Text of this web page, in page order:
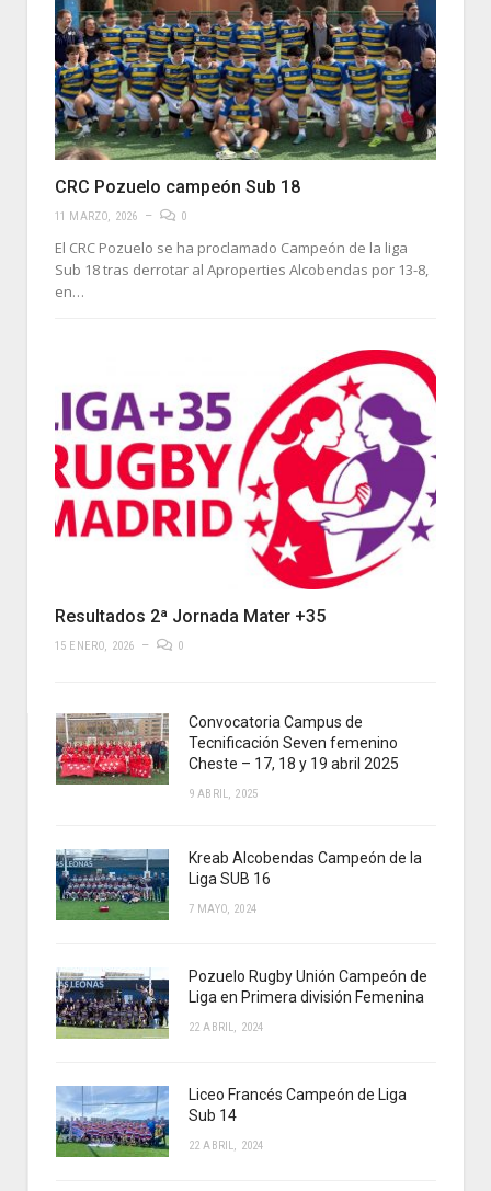
CRC Pozuelo campeón Sub 18
11 MARZO, 2026 0
El CRC Pozuelo se ha proclamado Campeón de la liga
Sub 18 tras derrotar al Aproperties Alcobendas por 13-8,
en…
Resultados 2ª Jornada Mater +35
15 ENERO, 2026 0
Convocatoria Campus de
Tecnificación Seven femenino
Cheste – 17, 18 y 19 abril 2025
9 ABRIL, 2025
Kreab Alcobendas Campeón de la
Liga SUB 16
7 MAYO, 2024
Pozuelo Rugby Unión Campeón de
Liga en Primera división Femenina
22 ABRIL, 2024
Liceo Francés Campeón de Liga
Sub 14
22 ABRIL, 2024